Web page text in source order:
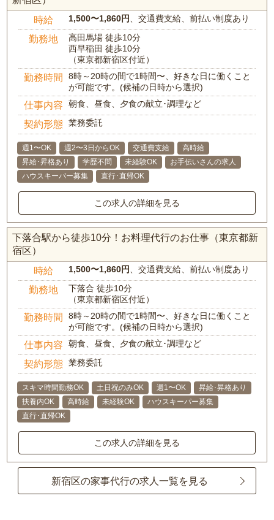
時給 1,500〜1,860円 、交通費支給、前払い制度あり
勤務地
高田馬場 徒歩10分
西早稲田 徒歩10分
（東京都新宿区付近）
勤務時間
8時～20時の間で1時間〜、好きな日に働くこと
が可能です。(候補の日時から選択)
仕事内容 朝食、昼食、夕食の献立･調理など
契約形態 業務委託
週1〜OK 週2〜3日からOK 交通費支給
高時給
昇給･昇格あり
学歴不問 未経験OK
お手伝いさんの求人
ハウスキーパー募集
直行･直帰OK
この求人の詳細を見る
下落合駅から徒歩10分！お料理代行のお仕事（東京都新
宿区）
時給 1,500〜1,860円 、交通費支給、前払い制度あり
勤務地
下落合 徒歩10分
（東京都新宿区付近）
勤務時間
8時～20時の間で1時間〜、好きな日に働くこと
が可能です。(候補の日時から選択)
仕事内容 朝食、昼食、夕食の献立･調理など
契約形態 業務委託
スキマ時間勤務OK 土日祝のみOK 週1〜OK
昇給･昇格あり
扶養内OK
高時給 未経験OK
ハウスキーパー募集
直行･直帰OK
この求人の詳細を見る
新宿区の家事代行の求人一覧を見る